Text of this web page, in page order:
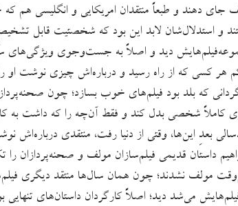
جای دهند و طبعاً منتقدان امریکایی و انگلیسی هم
و استدلال‌شان لابد این بود که شخصتیت قابل
دید و اصلاً به جست‌وجوی ویژگی‌های
هر کسی که از راه رسید و درباره‌اش چیزی نوشت او
که بلد بود فیلم‌های خوب بسازد؛ چون
کاملاً شخصی بدل کند و فقط آن‌چه را که داشت
بعدِ این‌ها، وقتی از دنیا رفت، منتقدی درباره‌اش
داستان قدیمی فیلم‌سازان مولف و صحنه‌پردازان را
مولف نشدند؛ چون همان سال‌ها منتقد دیگری
می‌شد دید؛ اصلاً کارگردان داستان‌های تنهایی